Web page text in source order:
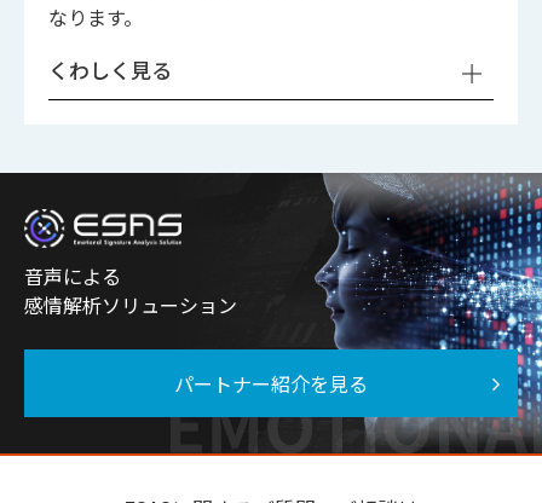
なります。
くわしく見る
音声による
感情解析ソリューション
パートナー紹介を見る